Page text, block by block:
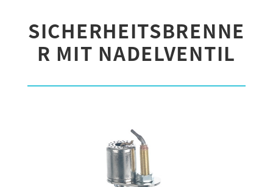
SICHERHEITSBRENNE
R MIT NADELVENTIL